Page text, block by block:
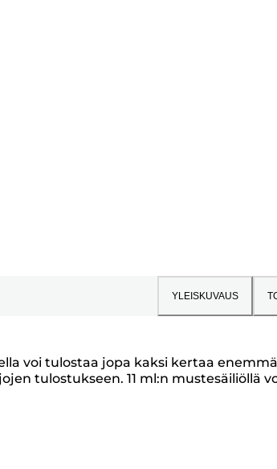
YLEISKUVAUS
voi tulostaa jopa kaksi kertaa
tulostukseen. 11 ml:n mustesäiliöllä